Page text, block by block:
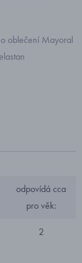
oblečení Mayoral
odpovídá cca
pro věk:
2